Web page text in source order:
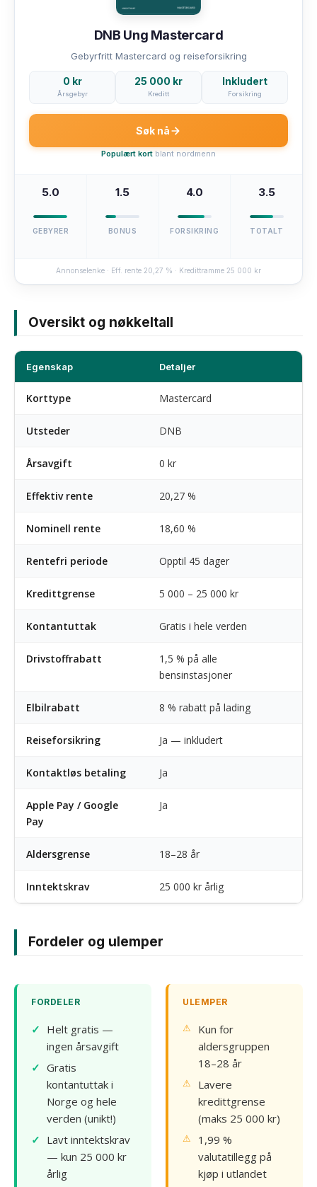
DNB Ung Mastercard
Gebyrfritt Mastercard og reiseforsikring
0 kr
Årsgebyr
25 000 kr
Kreditt
Inkludert
Forsikring
Søk nå
Populært kort blant nordmenn
5.0
GEBYRER
1.5
BONUS
4.0
FORSIKRING
3.5
TOTALT
Annonselenke · Eff. rente 20,27 % · Kredittramme 25 000 kr
Oversikt og nøkkeltall
Egenskap Detaljer
Korttype Mastercard
Utsteder DNB
Årsavgift 0 kr
Effektiv rente 20,27 %
Nominell rente 18,60 %
Rentefri periode Opptil 45 dager
Kredittgrense 5 000 – 25 000 kr
Kontantuttak Gratis i hele verden
Drivstoffrabatt
1,5 % på alle
bensinstasjoner
Elbilrabatt 8 % rabatt på lading
Reiseforsikring Ja — inkludert
Kontaktløs betaling Ja
Apple Pay / Google
Pay
Ja
Aldersgrense 18–28 år
Inntektskrav 25 000 kr årlig
Fordeler og ulemper
FORDELER
Helt gratis —
ingen årsavgift
Gratis
kontantuttak i
Norge og hele
verden (unikt!)
Lavt inntektskrav
— kun 25 000 kr
årlig
ULEMPER
Kun for
aldersgruppen
18–28 år
Lavere
kredittgrense
(maks 25 000 kr)
1,99 %
valutatillegg på
kjøp i utlandet